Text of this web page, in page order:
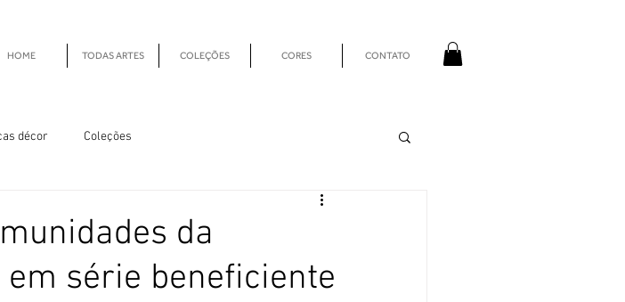
HOME TODAS ARTES COLEÇÕES CORES CONTATO
décor Coleções
da
série beneficiente